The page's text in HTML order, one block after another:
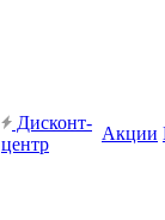
Дисконт-
центр
Акции